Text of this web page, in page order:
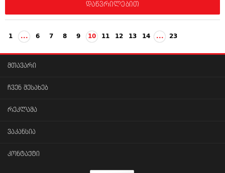
დაწვრილებით
1 ... 6 7 8 9 10 11 12 13 14 ... 23
მთავარი
ჩვენ შესახებ
რეკლამა
ვაკანსია
კონტაქტი